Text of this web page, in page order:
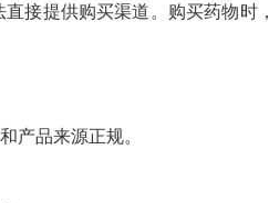
接提供购买渠道。购买药物时，
产品来源正规。